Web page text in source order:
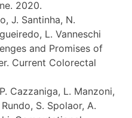
2020.
J. Santinha, N.
L. Vanneschi
and Promises of
Current Colorectal
Cazzaniga, L. Manzoni,
S. Spolaor, A.